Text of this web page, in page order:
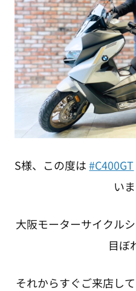
S様、この度は#C400GT
い
大阪モーターサイクル
目ぼ
それからすぐご来店し